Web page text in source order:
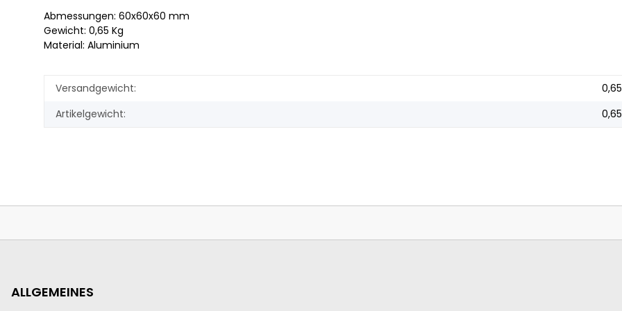
Abmessungen: 60x60x60 mm
Gewicht: 0,65 Kg
Material: Aluminium
Versandgewicht:
Artikelgewicht:
0,65
ALLGEMEINES